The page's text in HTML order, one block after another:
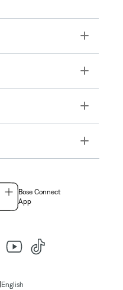
Toggle
Toggle
Toggle
Toggle
Bose Connect
App
English